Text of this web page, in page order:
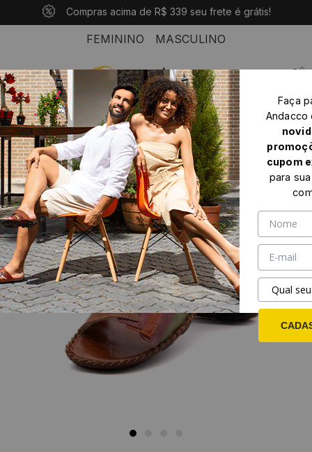
Compras acima de R$ 339 seu frete é grátis!
Pague em até 10x sem juros
10% OFF com o cupom: PRIMEIROANDACCO
FEMININO MASCULINO
0
Home Feminino
Rasteiras
Sandália Rasteira Jade em Couro Crush Rust - 12392CR
Faça
cupom
para